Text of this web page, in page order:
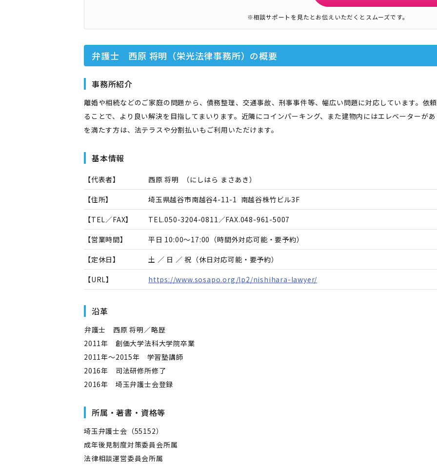
※相談サポートを見たとお伝えいただくとスムーズです。
弁護士 西原 将明（栄光法律事務所） の概要
事務所紹介
離婚や相続などのご家庭の問題から、債務整理、交通事故、刑事事件等、幅広い問題に対応しています。依
ることで、より良い解決を目指してまいります。近隣にコインパーキング、また建物内にはエレベーターが
を満たす方は、法テラスや分割払いもご利用いただけます。
基本情報
【代表者】 西原 将明 （にしはら まさあき）
【住所】 埼玉県越谷市南越谷4-11-1 南越谷株竹ビル3F
【TEL／FAX】 TEL.050-3204-0811 ／FAX.048-961-5007
【営業時間】 平日 10:00～17:00（時間外対応可能・要予約）
【定休日】 土 ／ 日 ／ 祝（休日対応可能・要予約）
【URL】 https://www.sosapo.org/lp2/nishihara-lawyer/
沿革
――弁護士 西原 将明／略歴――
2011年 創価大学法科大学院卒業
2011年～2015年 学習塾講師
2016年 司法研修所修了
2016年 埼玉弁護士会登録
所属・著書・資格等
埼玉弁護士会（55152）
成年後見制度対策委員会所属
法律相談運営委員会所属